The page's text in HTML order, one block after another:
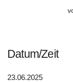
Datum/Zeit
23.06.2025